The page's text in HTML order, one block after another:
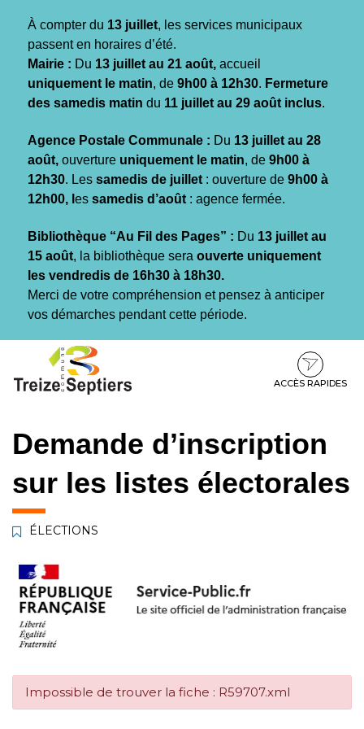
À compter du 13 juillet, les services municipaux
passent en horaires d’été.
Mairie : Du 13 juillet au 21 août, accueil
uniquement le matin, de 9h00 à 12h30. Fermeture
des samedis matin du 11 juillet au 29 août inclus.
Agence Postale Communale : Du 13 juillet au 28
août, ouverture uniquement le matin, de 9h00 à
12h30. Les samedis de juillet : ouverture de 9h00 à
12h00, l es samedis d’août : agence fermée.
Bibliothèque “Au Fil des Pages” : Du 13 juillet au
15 août, la bibliothèque sera ouverte uniquement
les vendredis de 16h30 à 18h30.
Merci de votre compréhension et pensez à anticiper
vos démarches pendant cette période.
contenu
pied
ACCÈS RAPIDES
Demande d’inscription
sur les listes électorales
ÉLECTIONS
Impossible de trouver la fiche : R59707.xml